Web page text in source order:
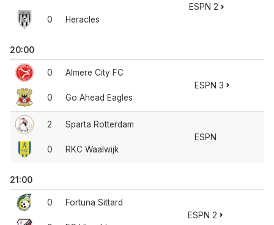
0 Heracles
ESPN 2
20:00
0
0
Almere City FC
Go Ahead Eagles
ESPN 3
2
0
Sparta Rotterdam
RKC Waalwijk
ESPN
21:00
0 Fortuna Sittard
ESPN 2